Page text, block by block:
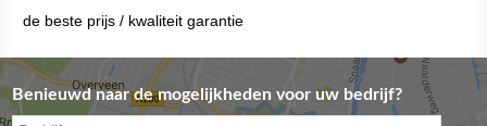
de beste prijs / kwaliteit garantie
Benieuwd naar de mogelijkheden voor uw bedrijf?